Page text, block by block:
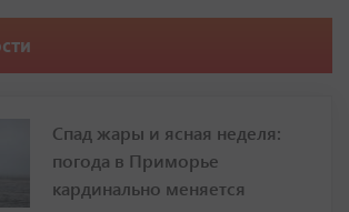
Спад жары и ясная неделя:
погода в Приморье
кардинально меняется